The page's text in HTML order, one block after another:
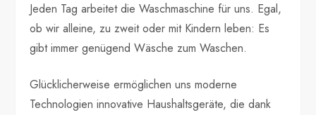
Jeden Tag arbeitet die Waschmaschine für uns. Egal,
ob wir alleine, zu zweit oder mit Kindern leben: Es
gibt immer genügend Wäsche zum Waschen.
Glücklicherweise ermöglichen uns moderne
Technologien innovative Haushaltsgeräte, die dank